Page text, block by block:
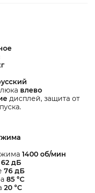
влево
дисплей, защита от
1400 об/мин
62 дБ
76 дБ
85 °С
20 °С